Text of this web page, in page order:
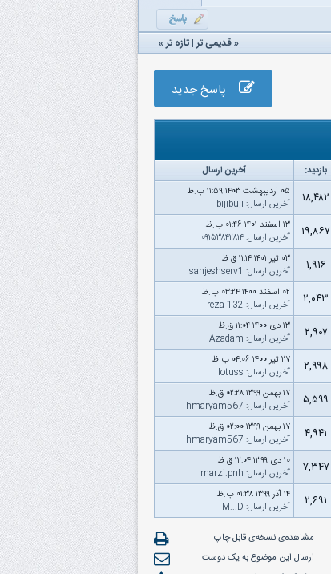
«قدیمی تر|تازه‌ تر»
پاسخ جدید
بازدید: آخرین ارسال
۱۸,۴۸۲
۰۵ اردیبهشت ۱۴۰۳ ۱۱:۵۹ ب.ظ
آخرین ارسال:
bijibuji
۱۹,۸۶۷
۱۳ اسفند ۱۴۰۱ ۰۱:۴۶ ب.ظ
آخرین ارسال:۰۹۱۵۳۸۴۲۸۱۴
۱,۹۱۶
۰۳ تیر ۱۴۰۱ ۱۱:۱۴ ق.ظ
آخرین ارسال:
sanjeshserv1
۲,۰۴۳
۰۲ اسفند ۱۴۰۰ ۰۳:۲۴ ب.ظ
آخرین ارسال:
reza 132
۲,۹۰۷
۱۳ دى ۱۴۰۰ ۱۱:۰۴ ق.ظ
آخرین ارسال:
Azadam
۲,۹۹۸
۲۷ تیر ۱۴۰۰ ۰۴:۰۶ ب.ظ
آخرین ارسال:
lotuss
۵,۵۹۹
۱۷ بهمن ۱۳۹۹ ۰۲:۲۸ ق.ظ
آخرین ارسال:
hmaryam567
۴,۹۴۱
۱۷ بهمن ۱۳۹۹ ۰۲:۰۰ ق.ظ
آخرین ارسال:
hmaryam567
۷,۳۴۷
۱۰ دى ۱۳۹۹ ۱۲:۰۴ ق.ظ
آخرین ارسال:
marzi.pnh
۲,۶۹۱
۱۴ آذر ۱۳۹۹ ۰۱:۳۸ ب.ظ
آخرین ارسال:
M...D
مشاهده‌ی نسخه‌ی قابل چاپ
ارسال این موضوع به یک دوست